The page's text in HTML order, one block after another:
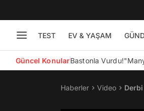
TEST EV & YAŞAM
Güncel KonularBastonla Vurdu!
Haberler Video